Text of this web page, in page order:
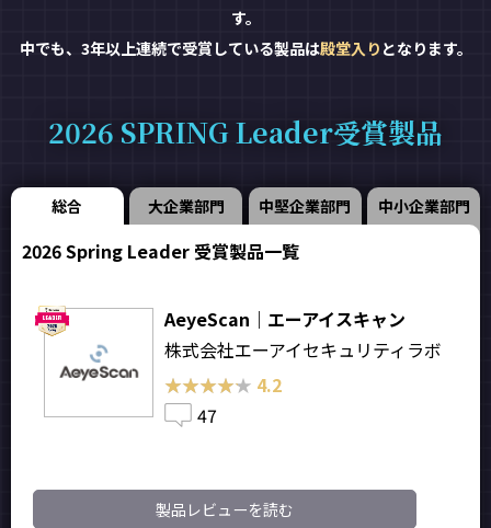
す。
中でも、3年以上連続で受賞している製品は殿堂入り となります。
2026 SPRING Leader受賞製品
総合 大企業部門 中堅企業部門 中小企業部門
2026 Spring Leader 受賞製品一覧
AeyeScan｜エーアイスキャン
株式会社エーアイセキュリティラボ
★★★★★
★★★★★ 4.2
47
製品レビューを読む